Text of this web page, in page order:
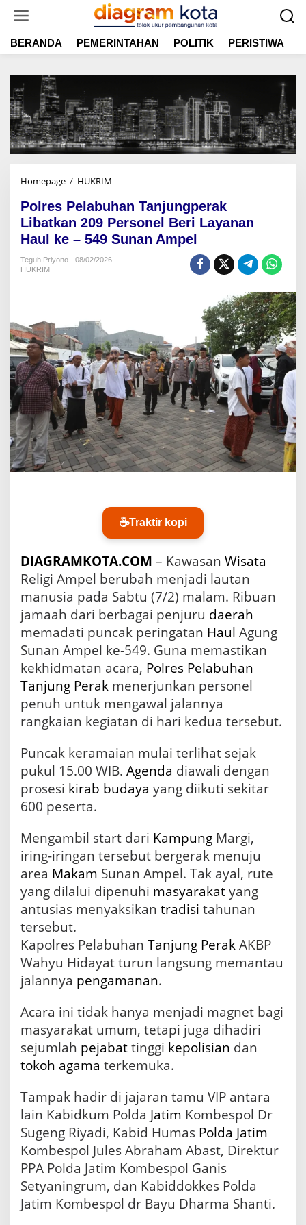
t
BERANDA PEMERINTAHAN POLITIK PERISTIWA
Homepage / HUKRIM
l
r
e
s
h
a
n
T
n
j
u
n
g
p
a
b
t
k
a
n
2
0
P
e
r
o
e
l
B
e
a
y
a
a
n
u
l
e
5
4
S
u
a
n
A
m
e
l
Polres Pelabuhan Tanjungperak
Libatkan 209 Personel Beri Layanan
Haul ke – 549 Sunan Ampel
Teguh Priyono
08/02/2026
HUKRIM
☕Traktir kopi
DIAGRAMKOTA.COM – Kawasan Wisata
Religi Ampel berubah menjadi lautan
manusia pada Sabtu (7/2) malam. Ribuan
jamaah dari berbagai penjuru daerah
memadati puncak peringatan Haul Agung
Sunan Ampel ke-549. Guna memastikan
kekhidmatan acara, Polres Pelabuhan
Tanjung Perak menerjunkan personel
penuh untuk mengawal jalannya
rangkaian kegiatan di hari kedua tersebut.
Puncak keramaian mulai terlihat sejak
pukul 15.00 WIB. Agenda diawali dengan
prosesi kirab budaya yang diikuti sekitar
600 peserta.
Mengambil start dari Kampung Margi,
iring-iringan tersebut bergerak menuju
area Makam Sunan Ampel. Tak ayal, rute
yang dilalui dipenuhi masyarakatyang
antusias menyaksikan tradisi tahunan
tersebut.
Kapolres Pelabuhan Tanjung PerakAKBP
Wahyu Hidayat turun langsung memantau
jalannya pengamanan.
Acara ini tidak hanya menjadi magnet bagi
masyarakat umum, tetapi juga dihadiri
sejumlah pejabattinggi kepolisian dan
tokoh agama terkemuka.
Tampak hadir di jajaran tamu VIP antara
lain Kabidkum Polda Jatim Kombespol Dr
Sugeng Riyadi, Kabid Humas Polda Jatim
Kombespol Jules Abraham Abast, Direktur
PPA Polda Jatim Kombespol Ganis
Setyaningrum, dan Kabiddokkes Polda
Jatim Kombespol dr Bayu Dharma Shanti.